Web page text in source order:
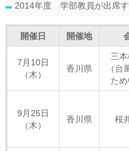
2014年度 学部教員が出席
開催日 開催地
7月10日
（木）
香川県
三
（台
ため
9月25日
（木）
香川県 桜